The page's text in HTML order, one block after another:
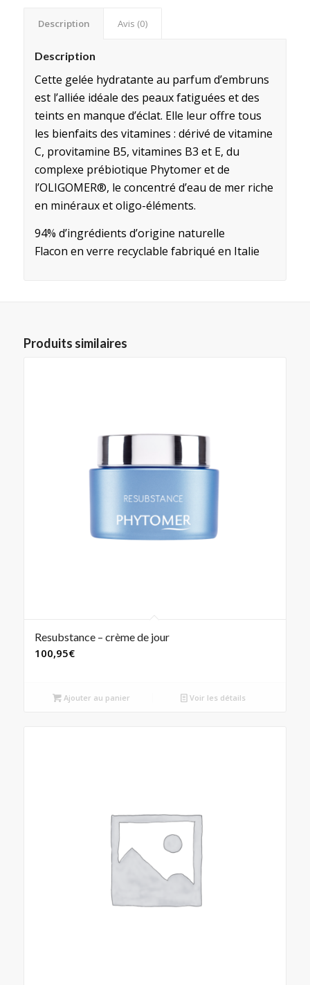
Description Avis (0)
Description
Cette gelée hydratante au parfum d’embruns
est l’alliée idéale des peaux fatiguées et des
teints en manque d’éclat. Elle leur offre tous
les bienfaits des vitamines : dérivé de vitamine
C, provitamine B5, vitamines B3 et E, du
complexe prébiotique Phytomer et de
l’OLIGOMER®, le concentré d’eau de mer riche
en minéraux et oligo-éléments.
94% d’ingrédients d’origine naturelle
Flacon en verre recyclable fabriqué en Italie
Produits similaires
Resubstance – crème de jour
100,95€
Ajouter au panier Voir les détails